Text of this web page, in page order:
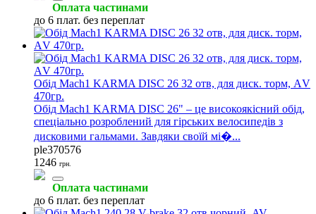
Оплата частинами
до 6 плат. без переплат
Обід Mach1 KARMA DISC 26 32 отв, для диск. торм, АV
470гр.
Обід Mach1 KARMA DISC 26" – це високоякісний обід,
спеціально розроблений для гірських велосипедів з
дисковими гальмами. Завдяки своїй мі�...
ple370576
1246 грн.
Оплата частинами
до 6 плат. без переплат